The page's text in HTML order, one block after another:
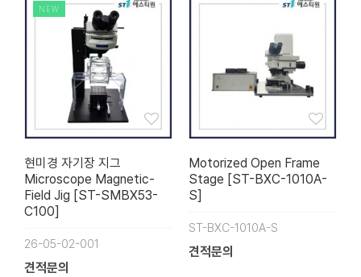
NEW
현미경 자기장 지그
Microscope Magnetic-
Field Jig [ST-SMBX53-
C100]
26-05-02-001
견적문의
Motorized Open Frame
Stage [ST-BXC-1010A-
S]
ST-BXC-1010A-S
견적문의